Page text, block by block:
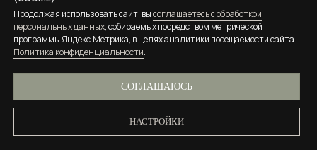
Продолжая использовать сайт, высоглашаетесь с обработкой
персональных данных, собираемых посредством метрической
программы Яндекс.Метрика, в целях аналитики посещаемости сайта.
Политика конфиденциальности.
СОГЛАШАЮСЬ
НАСТРОЙКИ
Я соглашаюсь наобработку персональных данных
в соответствии с
политикой конфиденциальности
ОСТАВИТЬ ЗАЯВКУ